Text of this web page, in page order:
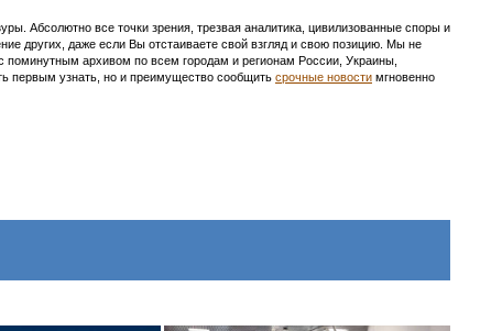
Абсолютно все точки зрения, трезвая аналитика, цивилизованные споры и
других, даже если Вы отстаиваете свой взгляд и свою позицию. Мы не
архивом по всем городам и регионам России, Украины,
первым узнать, но и преимущество сообщить срочные новости мгновенно